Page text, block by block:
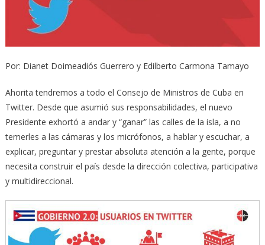
Por: Dianet Doimeadiós Guerrero y Edilberto Carmona Tamayo
Ahorita tendremos a todo el Consejo de Ministros de Cuba en
Twitter. Desde que asumió sus responsabilidades, el nuevo
Presidente exhortó a andar y “ganar” las calles de la isla, a no
temerles a las cámaras y los micrófonos, a hablar y escuchar, a
explicar, preguntar y prestar absoluta atención a la gente, porque
necesita construir el país desde la dirección colectiva, participativa
y multidireccional.